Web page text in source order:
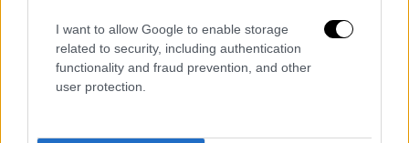
I want to allow Google to enable storage
related to security, including authentication
functionality and fraud prevention, and other
user protection.